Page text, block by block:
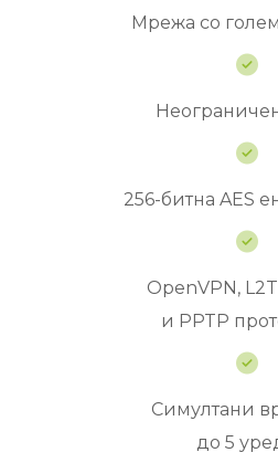
Мрежа со
256-битна AES
OpenVPN,
и PPTP
Симултани
до 5